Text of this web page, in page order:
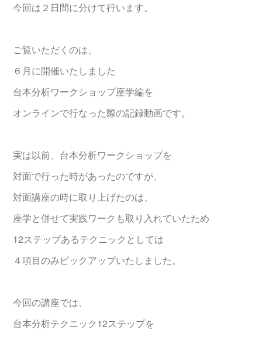
今回は２日間に分けて行います。
ご覧いただくのは、
６月に開催いたしました
台本分析ワークショップ座学編を
オンラインで行なった際の記録動画です。
実は以前、台本分析ワークショップを
対面で行った時があったのですが、
対面講座の時に取り上げたのは、
座学と併せて実践ワークも取り入れていたため
12ステップあるテクニックとしては
４項目のみピックアップいたしました。
今回の講座では、
台本分析テクニック12ステップを